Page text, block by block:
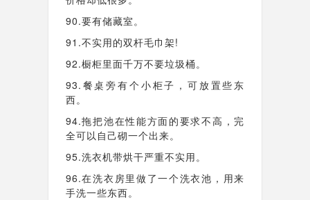
90.要有储藏室。
91.不实用的双杆毛巾架!
92.橱柜里面千万不要垃圾桶。
93.餐桌旁有个小柜子，可放置些东
西。
94.拖把池在性能方面的要求不高，完
全可以自己砌一个出来。
95.洗衣机带烘干严重不实用。
96.在洗衣房里做了一个洗衣池，用来
手洗一些东西。